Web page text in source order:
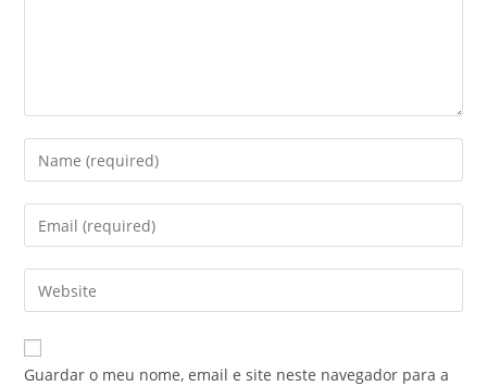
Enter
your
name
comment
Enter
your
email
address
comment
Enter
your
website
URL
Guardar o meu nome, email e site neste navegador para a